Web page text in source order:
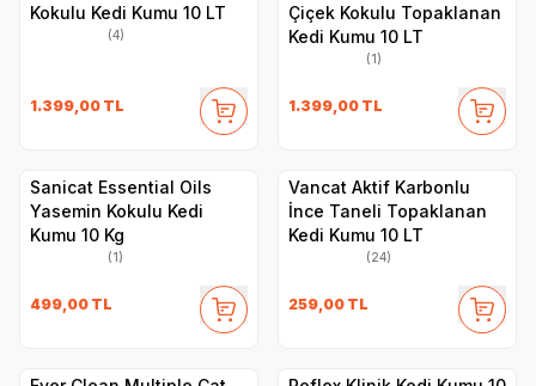
Kokulu Kedi Kumu 10 LT
(4)
1.399,00 TL
Çiçek Kokulu Topaklanan
Kedi Kumu 10 LT
(1)
1.399,00 TL
Sanicat Essential Oils
Yasemin Kokulu Kedi
Kumu 10 Kg
(1)
499,00 TL
Vancat Aktif Karbonlu
İnce Taneli Topaklanan
Kedi Kumu 10 LT
(24)
259,00 TL